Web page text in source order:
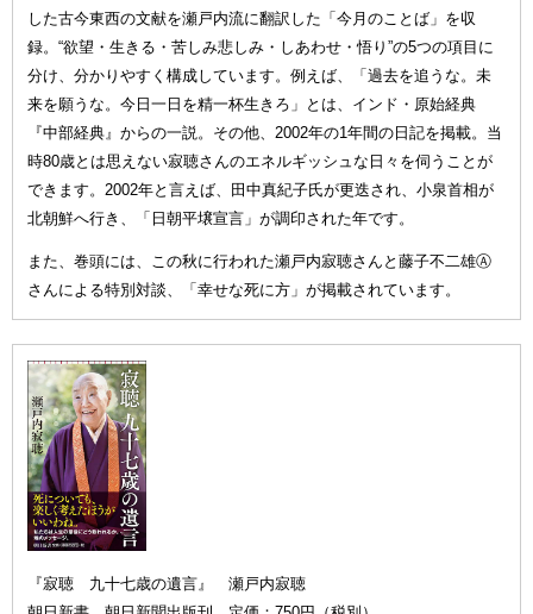
した古今東西の文献を瀬戸内流に翻訳した「今月のことば」を収
録。“欲望・生きる・苦しみ悲しみ・しあわせ・悟り”の5つの項目に
分け、分かりやすく構成しています。例えば、「過去を追うな。未
来を願うな。今日一日を精一杯生きろ」とは、インド・原始経典
『中部経典』からの一説。その他、2002年の1年間の日記を掲載。当
時80歳とは思えない寂聴さんのエネルギッシュな日々を伺うことが
できます。2002年と言えば、田中真紀子氏が更迭され、小泉首相が
北朝鮮へ行き、「日朝平壌宣言」が調印された年です。
また、巻頭には、この秋に行われた瀬戸内寂聴さんと藤子不二雄Ⓐ
さんによる特別対談、「幸せな死に方」が掲載されています。
『寂聴 九十七歳の遺言』 瀬戸内寂聴